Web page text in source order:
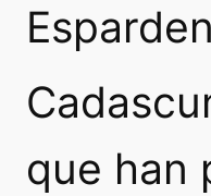
que han